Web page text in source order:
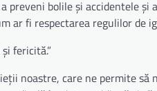
bolile și accidentele
ar fi respectarea regulilor de
fericită.”
noastre, care ne permite